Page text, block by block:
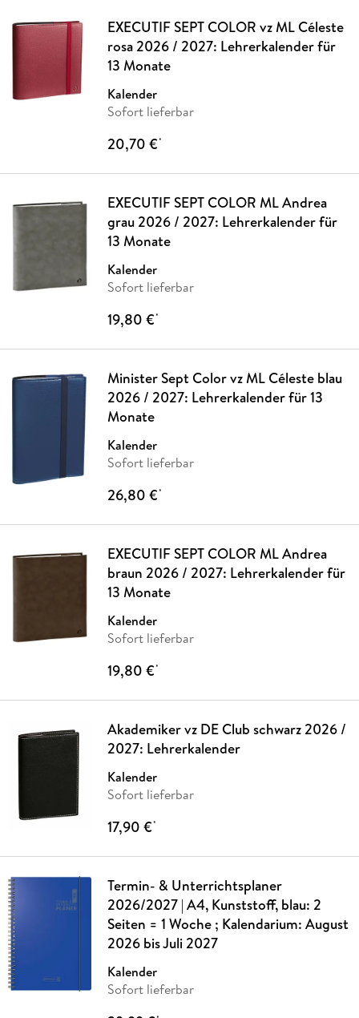
EXECUTIF SEPT COLOR vz ML Céleste
rosa 2026 / 2027: Lehrerkalender für
13 Monate
Kalender
Sofort lieferbar
20,70 €*
EXECUTIF SEPT COLOR ML Andrea
grau 2026 / 2027: Lehrerkalender für
13 Monate
Kalender
Sofort lieferbar
19,80 €*
Minister Sept Color vz ML Céleste blau
2026 / 2027: Lehrerkalender für 13
Monate
Kalender
Sofort lieferbar
26,80 €*
EXECUTIF SEPT COLOR ML Andrea
braun 2026 / 2027: Lehrerkalender für
13 Monate
Kalender
Sofort lieferbar
19,80 €*
Akademiker vz DE Club schwarz 2026 /
2027: Lehrerkalender
Kalender
Sofort lieferbar
17,90 €*
Termin- & Unterrichtsplaner
2026/2027 | A4, Kunststoff, blau: 2
Seiten = 1 Woche ; Kalendarium: August
2026 bis Juli 2027
Kalender
Sofort lieferbar